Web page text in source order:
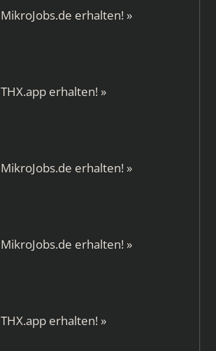
MikroJobs.de erhalten! »
THX.apperhalten! »
MikroJobs.de erhalten! »
MikroJobs.de erhalten! »
THX.apperhalten! »